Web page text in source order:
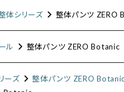
体シリーズ 整体パンツ ZERO
ル 整体パンツ ZERO Botanic
ーズ
整体パンツ ZERO Botanic